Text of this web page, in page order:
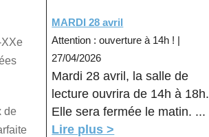
de
MARDI 28 avril
Attention : ouverture à 14h ! |
27/04/2026
Mardi 28 avril, la salle de
lecture ouvrira de 14h à 18h.
Elle sera fermée le matin. ...
Lire plus >